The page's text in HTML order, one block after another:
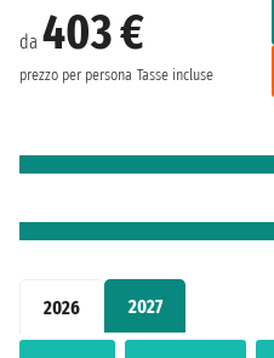
2026 2027
da 403 €
prezzo per persona Tasse incluse